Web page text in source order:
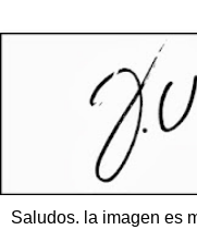
Saludos. la imagen es